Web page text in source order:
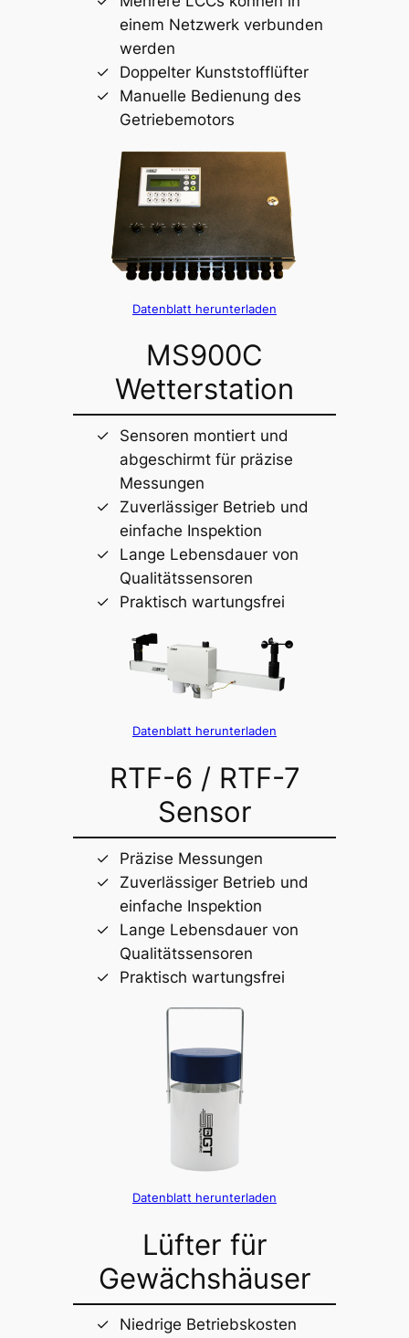
einem Netzwerk verbunden
werden
Doppelter Kunststofflüfter
Manuelle Bedienung des
Getriebemotors
Datenblatt herunterladen
MS900C
Wetterstation
Sensoren montiert und
abgeschirmt für präzise
Messungen
Zuverlässiger Betrieb und
einfache Inspektion
Lange Lebensdauer von
Qualitätssensoren
Praktisch wartungsfrei
Datenblatt herunterladen
RTF-6 / RTF-7
Sensor
Präzise Messungen
Zuverlässiger Betrieb und
einfache Inspektion
Lange Lebensdauer von
Qualitätssensoren
Praktisch wartungsfrei
Datenblatt herunterladen
Lüfter für
Gewächshäuser
Niedrige Betriebskosten